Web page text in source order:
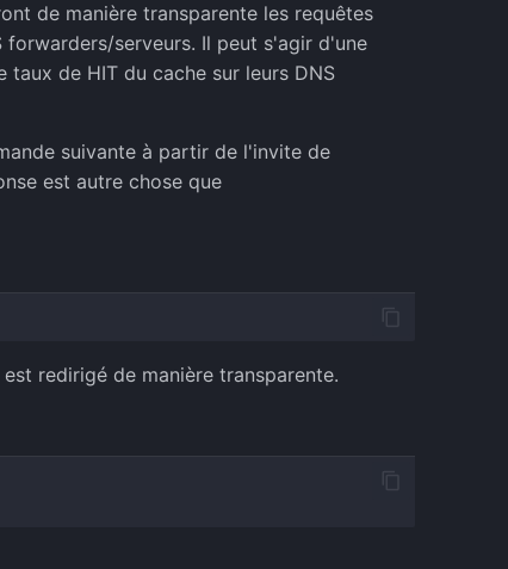
de manière transparente les requêtes
forwarders/serveurs. Il peut s'agir d'une
de HIT du cache sur leurs DNS
suivante à partir de l'invite de
est autre chose que
redirigé de manière transparente.